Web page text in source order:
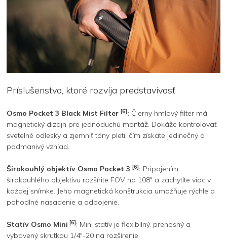
Príslušenstvo, ktoré rozvíja predstavivosť
Osmo Pocket 3 Black Mist Filter [6]: Čierny hmlový filter má
magnetický dizajn pre jednoduchú montáž. Dokáže kontrolovať
svetelné odlesky a zjemniť tóny pleti, čím získate jedinečný a
podmanivý vzhľad.
Širokouhlý objektív Osmo Pocket 3 [6]: Pripojením
širokouhlého objektívu rozšírite FOV na 108° a zachytíte viac v
každej snímke. Jeho magnetická konštrukcia umožňuje rýchle a
pohodlné nasadenie a odpojenie.
Statív Osmo Mini [6]: Mini statív je flexibilný, prenosný a
vybavený skrutkou 1/4″-20 na rozšírenie.